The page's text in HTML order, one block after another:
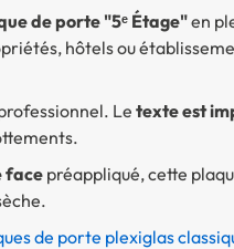
de porte "5ᵉ Étage"en
hôtels ou
Le texte est
facepréappliqué, cette
de porte plexiglas